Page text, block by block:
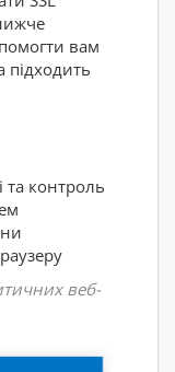
вам
підходить
та контроль
веб-